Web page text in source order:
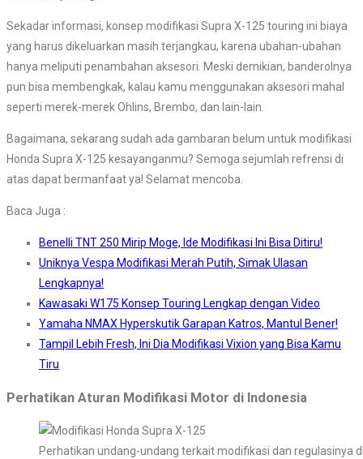
Sekadar informasi, konsep modifikasi Supra X-125 touring ini biaya
yang harus dikeluarkan masih terjangkau, karena ubahan-ubahan
hanya meliputi penambahan aksesori. Meski demikian, banderolnya
pun bisa membengkak, kalau kamu menggunakan aksesori mahal
seperti merek-merek Ohlins, Brembo, dan lain-lain.
Bagaimana, sekarang sudah ada gambaran belum untuk modifikasi
Honda Supra X-125 kesayanganmu? Semoga sejumlah refrensi di
atas dapat bermanfaat ya! Selamat mencoba.
Baca Juga :
Benelli TNT 250 Mirip Moge, Ide Modifikasi Ini Bisa Ditiru!
Uniknya Vespa Modifikasi Merah Putih, Simak Ulasan
Lengkapnya!
Kawasaki W175 Konsep Touring Lengkap dengan Video
Yamaha NMAX Hyperskutik Garapan Katros, Mantul Bener!
Tampil Lebih Fresh, Ini Dia Modifikasi Vixion yang Bisa Kamu
Tiru
Perhatikan Aturan Modifikasi Motor di Indonesia
Perhatikan undang-undang terkait modifikasi dan regulasinya